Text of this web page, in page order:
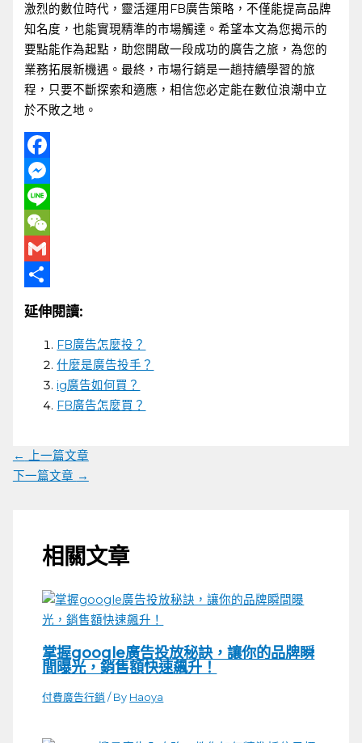
激烈的數位時代，靈活運用FB廣告策略，不僅能提高品牌
知名度，也能實現精準的市場觸達。希望本文為您揭示的
要點能作為起點，助您開啟一段成功的廣告之旅，為您的
業務拓展新機遇。最終，市場行銷是一趟持續學習的旅
程，只要不斷探索和適應，相信您必定能在數位浪潮中立
於不敗之地。
Facebook
Messenger
Line
WeChat
Gmail
分
延伸閱讀:
FB廣告怎麼投？
什麼是廣告投手？
ig廣告如何買？
FB廣告怎麼買？
←
上一篇文章
下一篇文章 →
相關文章
掌握google廣告投放秘訣，讓你的品牌瞬
間曝光，銷售額快速飆升！
付費廣告行銷 / By Haoya